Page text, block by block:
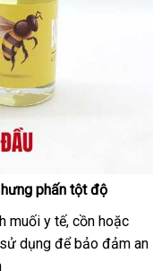
phấn tột độ
muối y tế, cồn ở
đâu
hoặc
dụng mua
để bảo đảm an